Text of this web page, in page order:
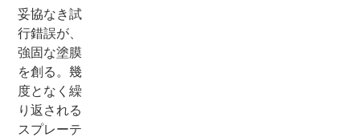
妥協なき試
行錯誤が、
強固な塗膜
を創る。幾
度となく繰
り返される
スプレーテ